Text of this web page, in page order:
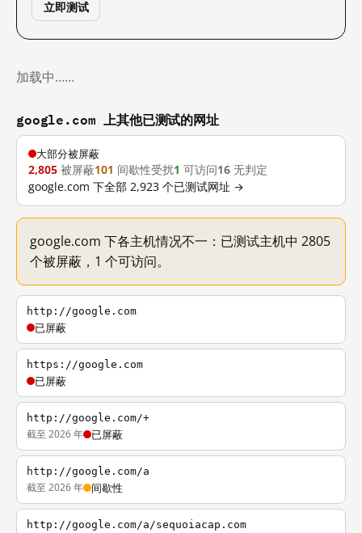
立即测试
加载中……
google.com 上其他已测试的网址
大部分被屏蔽
2,805 被屏蔽101 间歇性受扰1 可访问16 无判定
google.com 下全部 2,923 个已测试网址 →
google.com 下各主机情况不一：已测试主机中 2805
个被屏蔽，1 个可访问。
http://google.com
已屏蔽
https://google.com
已屏蔽
http://google.com/+
截至 2026 年 已屏蔽
http://google.com/a
截至 2026 年 间歇性
http://google.com/a/sequoiacap.com